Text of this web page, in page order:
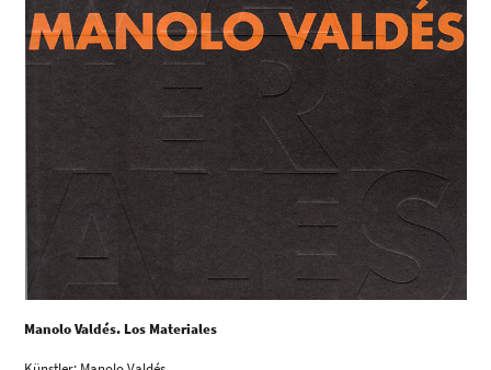
Manolo Valdés. Los Materiales